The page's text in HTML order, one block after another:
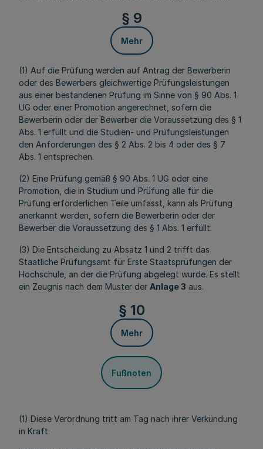
§ 9
Mehr
(1) Auf die Prüfung werden auf Antrag der Bewerberin
oder des Bewerbers gleichwertige Prüfungsleistungen
aus einer bestandenen Prüfung im Sinne von § 90 Abs. 1
UG oder einer Promotion angerechnet, sofern die
Bewerberin oder der Bewerber die Voraussetzung des § 1
Abs. 1 erfüllt und die Studien- und Prüfungsleistungen
den Anforderungen des § 2 Abs. 2 bis 4 oder des § 7
Abs. 1 entsprechen.
(2) Eine Prüfung gemäß § 90 Abs. 1 UG oder eine
Promotion, die in Studium und Prüfung alle für die
Prüfung erforderlichen Teile umfasst, kann als Prüfung
anerkannt werden, sofern die Bewerberin oder der
Bewerber die Voraussetzung des § 1 Abs. 1 erfüllt.
(3) Die Entscheidung zu Absatz 1 und 2 trifft das
Staatliche Prüfungsamt für Erste Staatsprüfungen der
Hochschule, an der die Prüfung abgelegt wurde. Es stellt
ein Zeugnis nach dem Muster der Anlage 3 aus.
§ 10
Mehr
Fußnoten
(1) Diese Verordnung tritt am Tag nach ihrer Verkündung
in Kraft.